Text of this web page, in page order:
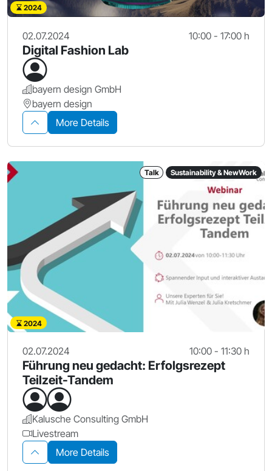
2024
02.07.2024 10:00 - 17:00 h
Digital Fashion Lab
bayern design GmbH
bayern design
More Details
Talk Sustainability & NewWork
2024
02.07.2024 10:00 - 11:30 h
Führung neu gedacht: Erfolgsrezept
Teilzeit-Tandem
Kalusche Consulting GmbH
Livestream
More Details